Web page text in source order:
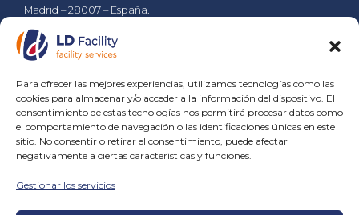
Para ofrecer las mejores experiencias, utilizamos tecnologías como las
cookies para almacenar y/o acceder a la información del dispositivo. El
consentimiento de estas tecnologías nos permitirá procesar datos como
el comportamiento de navegación o las identificaciones únicas en este
sitio. No consentir o retirar el consentimiento, puede afectar
negativamente a ciertas características y funciones.
Gestionar los servicios
Madrid – 28007 – España.
Tel. 911 610 029
PÁGINAS
Empresa Compromiso Contacto Blog
SERVICIOS
Servicios de Jardinería
Servicios de Limpieza